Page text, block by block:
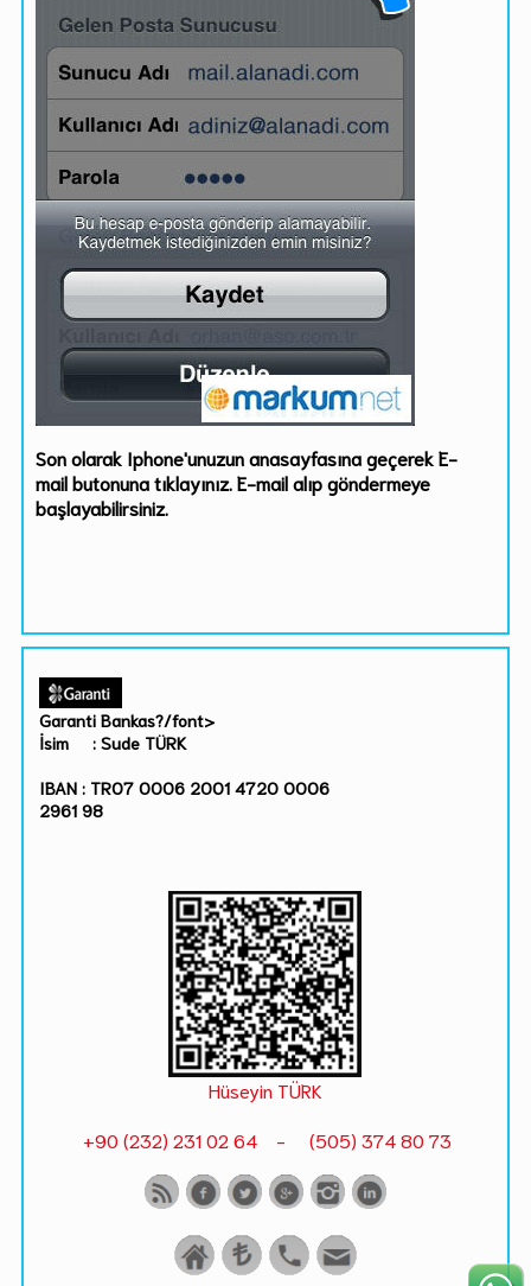
Son olarak Iphone'unuzun anasayfasına geçerekE-
mailbutonuna tıklayınız. E-mail alıp göndermeye
başlayabilirsiniz.
Garanti Bankas?/font>
İsim : Sude TÜRK
IBAN : TR07 0006 2001 4720 0006
2961 98
Hüseyin TÜRK
+90 (232) 231 02 64 - (505) 374 80 73